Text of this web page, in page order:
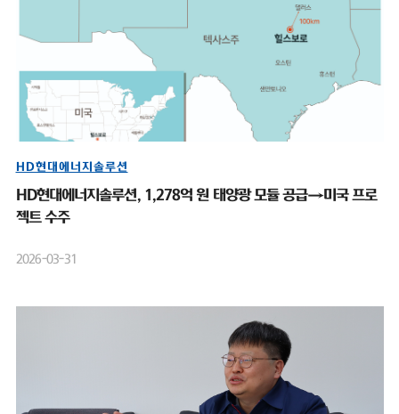
HD현대에너지솔루션
HD현대에너지솔루션, 1,278억 원 태양광 모듈 공급→미국 프로
젝트 수주
2026-03-31